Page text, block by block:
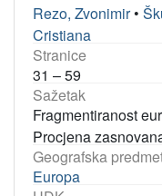
Rezo, Zvonimir•
Cristiana
Stranice
31 – 59
Sažetak
Fragmentiranost
Procjena
Geografska
Europa